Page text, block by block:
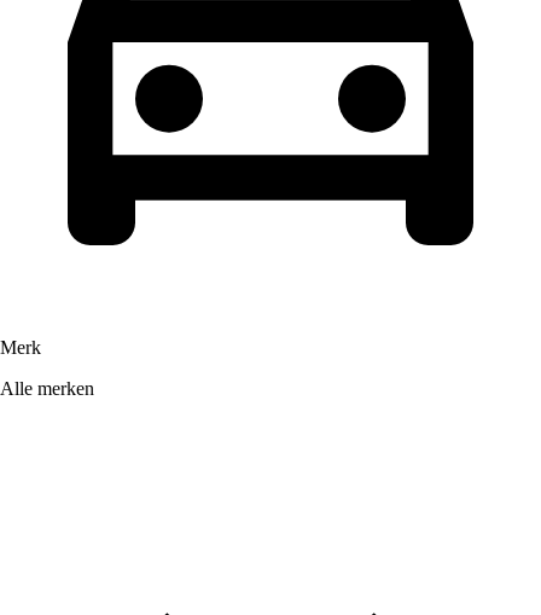
Merk
Alle merken